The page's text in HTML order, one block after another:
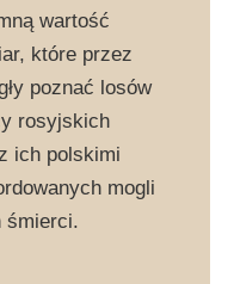
wartość
które przez
poznać losów
rosyjskich
ich polskimi
mogli
śmierci.